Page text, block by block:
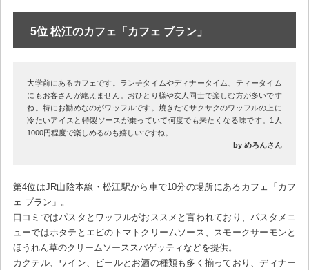
5位 松江のカフェ「カフェ ブラン」
大学前にあるカフェです。ランチタイムやディナータイム、ティータイム
にもお客さんが絶えません。おひとり様や友人同士で楽しむ方が多いです
ね。特にお勧めなのがワッフルです。焼きたてサクサクのワッフルの上に
冷たいアイスと特製ソースが乗っていて何度でも来たくなる味です。1人
1000円程度で楽しめるのも嬉しいですね。
by めろんさん
第4位はJR山陰本線・松江駅から車で10分の場所にあるカフェ「カフ
ェ ブラン」。
口コミではパスタとワッフルがおススメと言われており、パスタメニ
ューではホタテとエビのトマトクリームソース、スモークサーモンと
ほうれん草のクリームソーススパゲッティなどを提供。
カクテル、ワイン、ビールとお酒の種類も多く揃っており、ディナー